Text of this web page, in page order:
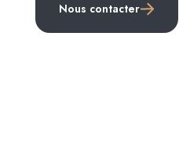
Nous contacter